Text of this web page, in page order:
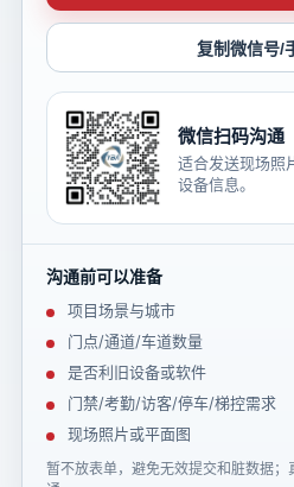
复制微信号/
微信扫码沟通
适合发送现场照
设备信息。
沟通前可以准备
项目场景与城市
门点/通道/车道数量
是否利旧设备或软件
门禁/考勤/访客/停车/梯控需求
现场照片或平面图
暂不放表单，避免无效提交和脏数据